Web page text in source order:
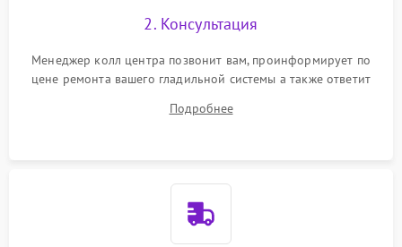
2. Консультация
Менеджер колл центра позвонит вам, проинформирует по
цене ремонта вашего гладильной системы а также ответит
Подробнее